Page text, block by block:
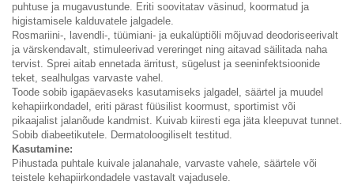
puhtuse ja mugavustunde. Eriti soovitatav väsinud, koormatud ja
higistamisele kalduvatele jalgadele.
Rosmariini-, lavendli-, tüümiani- ja eukalüptiõli mõjuvad deodoriseerivalt
ja värskendavalt, stimuleerivad vereringet ning aitavad säilitada naha
tervist. Sprei aitab ennetada ärritust, sügelust ja seeninfektsioonide
teket, sealhulgas varvaste vahel.
Toode sobib igapäevaseks kasutamiseks jalgadel, säärtel ja muudel
kehapiirkondadel, eriti pärast füüsilist koormust, sportimist või
pikaajalist jalanõude kandmist. Kuivab kiiresti ega jäta kleepuvat tunnet.
Sobib diabeetikutele. Dermatoloogiliselt testitud.
Kasutamine:
Pihustada puhtale kuivale jalanahale, varvaste vahele, säärtele või
teistele kehapiirkondadele vastavalt vajadusele.